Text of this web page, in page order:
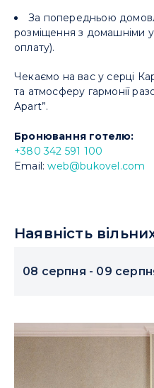
За попередньою
розміщення з домашніми
оплату).
Чекаємо на вас у серці
та атмосферу гармонії
Apart”.
Бронювання готелю:
+380 342 591 100
Email:web@bukovel.com
Наявність